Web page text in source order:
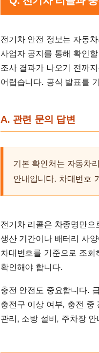
전기차 안전 정보는 자동
사업자 공지를 통해 확인
조사 결과가 나오기 전까
어렵습니다. 공식 발표를
A. 관련 문의 답변
기본 확인처는 자동차
안내입니다. 차대번호
전기차 리콜은 차종명만
생산 기간이나 배터리 사
차대번호를 기준으로 조
확인해야 합니다.
충전 안전도 중요합니다.
충전구 이상 여부, 충전 중
관리, 소방 설비, 주차장